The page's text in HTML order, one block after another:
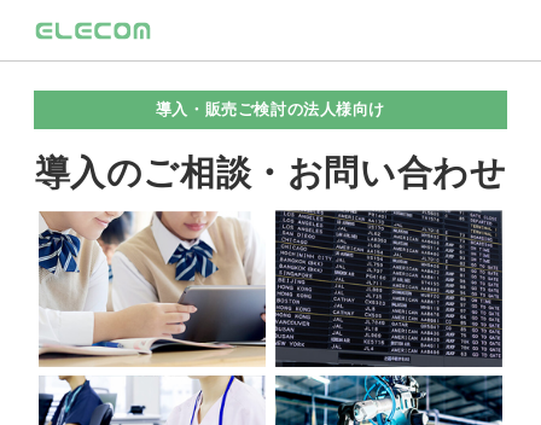
導入・販売ご検討の法人様向け
導入のご相談・お問い合わせ